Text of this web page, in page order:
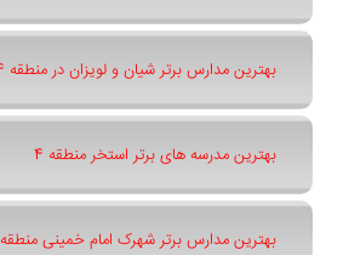
بهترین مدارس برتر شیان و لویزان در منطقه 4
بهترین مدرسه های برتر استخر منطقه 4
بهترین مدارس برتر شهرک امام خمینی منطقه 4